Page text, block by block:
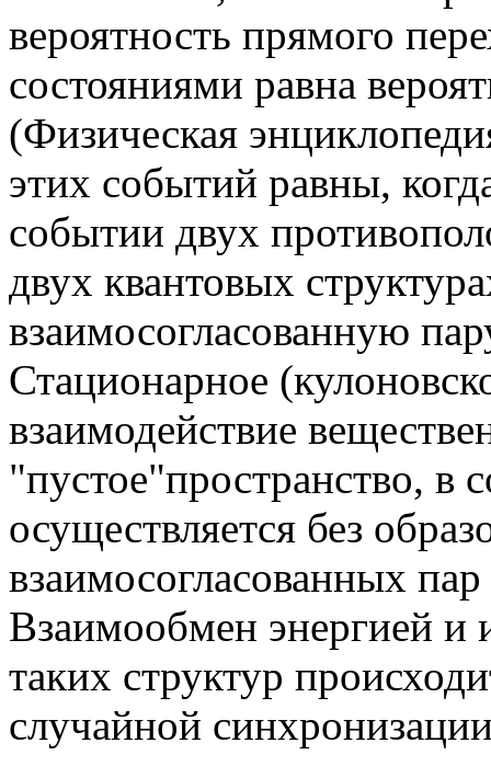
вероятность прямого
состояниями равна
(Физическая
этих событий равны,
событии двух
двух квантовых
взаимосогласованную
Стационарное
взаимодействие
"пустое"пространство, в
осуществляется без
взаимосогласованных
Взаимообмен энергией
таких структур
случайной